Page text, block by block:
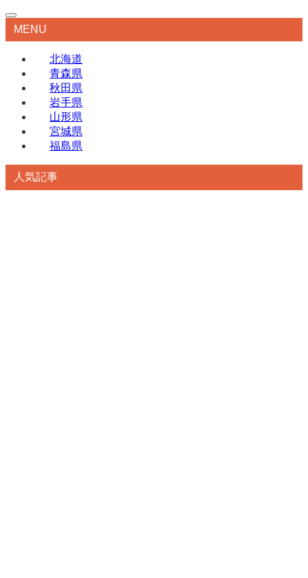
MENU
北海道
青森県
秋田県
岩手県
山形県
宮城県
福島県
人気記事